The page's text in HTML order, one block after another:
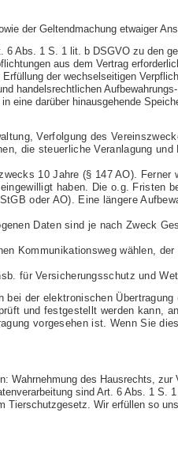
der Geltendmachung etwaiger
6 Abs. 1 S. 1 lit. b DSGVO zu den
aus dem Vertrag
der wechselseitigen
handelsrechtlichen
eine darüber hinausgehende
Verfolgung des
die steuerliche Veranlagung
10 Jahre (§ 147 AO).
haben. Die o.g. Fristen
oder AO). Eine längere
Daten sind je nach Zweck
Kommunikationsweg wählen,
für Versicherungsschutz und
der elektronischen
und festgestellt werden kann,
vorgesehen ist. Wenn Sie
Wahrnehmung des Hausrechts,
sind Art. 6 Abs. 1 S.
Tierschutzgesetz. Wir erfüllen so